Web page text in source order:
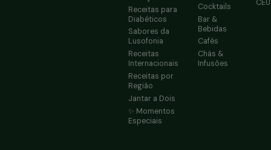
Receitas para
Diabéticos
Sabores da
Lusofonia
Receitas
Internacionais
Receitas por
Região
Jantar a Dois
✨ Momentos
Especiais
Cocktails
Bar &
Bebidas
Cafés
Chás &
Infusões